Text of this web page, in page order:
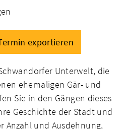
exportieren
Unterwelt, die
ehemaligen Gär- und
Sie in den Gängen dieses
Geschichte der Stadt und
Anzahl und Ausdehnung,